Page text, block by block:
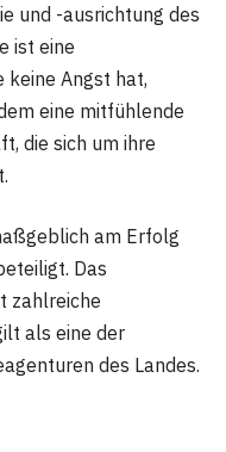
und -ausrichtung des
ist eine
keine Angst hat,
eine mitfühlende
die sich um ihre
am Erfolg
Das
zahlreiche
als eine der
des Landes.